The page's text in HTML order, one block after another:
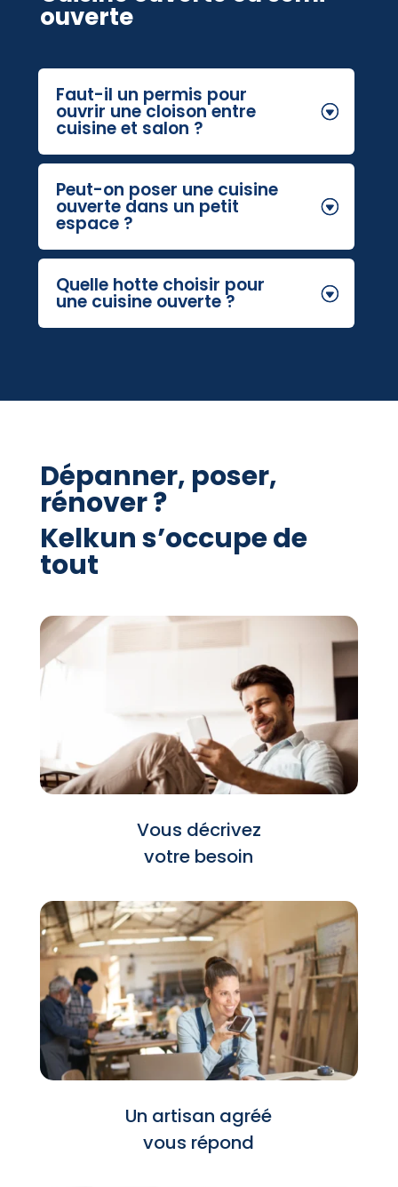
ouverte
Faut-il un permis pour
ouvrir une cloison entre
cuisine et salon ?
Peut-on poser une cuisine
ouverte dans un petit
espace ?
Quelle hotte choisir pour
une cuisine ouverte ?
Dépanner, poser,
rénover ?
Kelkun s’occupe de
tout
Vous décrivez
votre besoin
Un artisan agréé
vous répond